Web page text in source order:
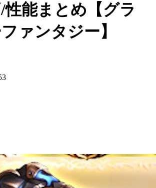
性能まとめ【グラ
ァンタジー】